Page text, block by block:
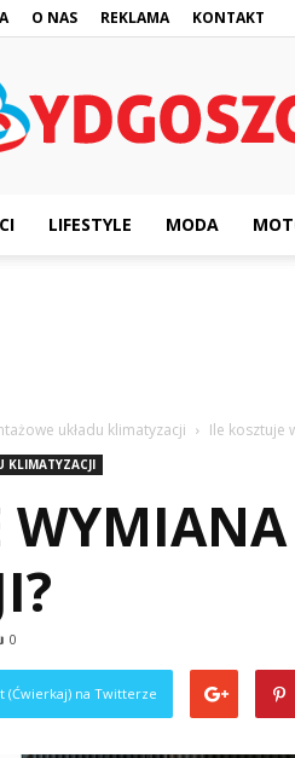
O NAS REKLAMA KONTAKT
LIFESTYLE MODA
układu klimatyzacji Ile kosztuje
KLIMATYZACJI
0
(Ćwierkaj) na Twitterze